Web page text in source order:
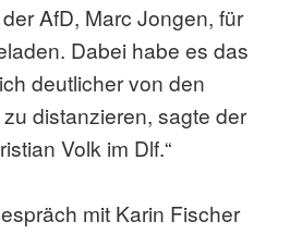
AfD, Marc Jongen, für
Dabei habe es das
deutlicher von den
distanzieren, sagte der
Volk im Dlf.“
mit Karin Fischer